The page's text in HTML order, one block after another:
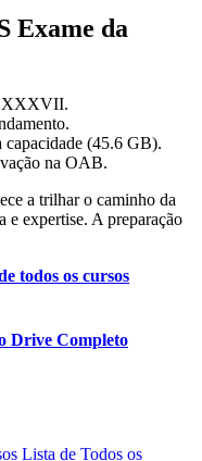
Exame da
XXXVII.
(45.6 GB).
na OAB.
a trilhar o caminho da
e expertise. A preparação
todos os cursos
Drive Completo
Lista de Todos os